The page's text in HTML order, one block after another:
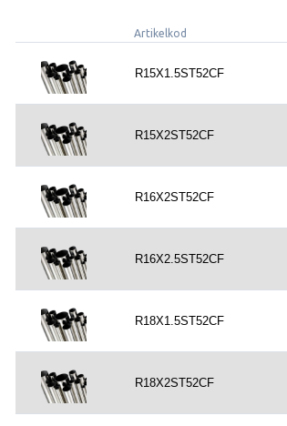
Artikelkod
R15X1.5ST52CF
R15X2ST52CF
R16X2ST52CF
R16X2.5ST52CF
R18X1.5ST52CF
R18X2ST52CF